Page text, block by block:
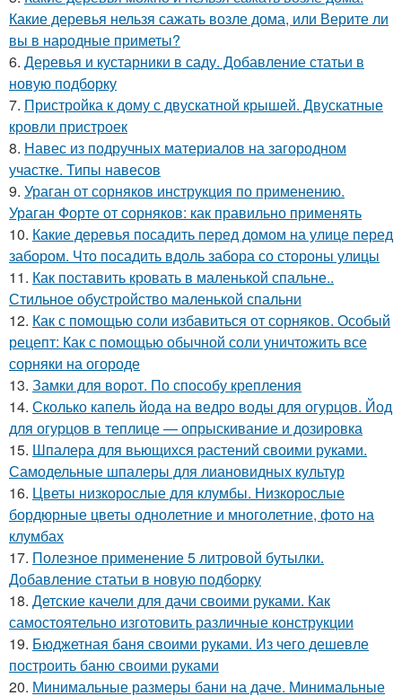
Какие деревья нельзя сажать возле дома, или Верите ли
вы в народные приметы?
6. Деревья и кустарники в саду. Добавление статьи в
новую подборку
7. Пристройка к дому с двускатной крышей. Двускатные
кровли пристроек
8. Навес из подручных материалов на загородном
участке. Типы навесов
9. Ураган от сорняков инструкция по применению.
Ураган Форте от сорняков: как правильно применять
10. Какие деревья посадить перед домом на улице перед
забором. Что посадить вдоль забора со стороны улицы
11. Как поставить кровать в маленькой спальне..
Стильное обустройство маленькой спальни
12. Как с помощью соли избавиться от сорняков. Особый
рецепт: Как с помощью обычной соли уничтожить все
сорняки на огороде
13. Замки для ворот. По способу крепления
14. Сколько капель йода на ведро воды для огурцов. Йод
для огурцов в теплице — опрыскивание и дозировка
15. Шпалера для вьющихся растений своими руками.
Самодельные шпалеры для лиановидных культур
16. Цветы низкорослые для клумбы. Низкорослые
бордюрные цветы однолетние и многолетние, фото на
клумбах
17. Полезное применение 5 литровой бутылки.
Добавление статьи в новую подборку
18. Детские качели для дачи своими руками. Как
самостоятельно изготовить различные конструкции
19. Бюджетная баня своими руками. Из чего дешевле
построить баню своими руками
20. Минимальные размеры бани на даче. Минимальные